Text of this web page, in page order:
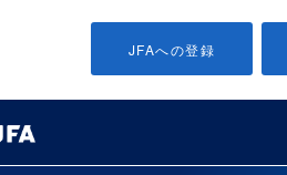
JFAへの登録